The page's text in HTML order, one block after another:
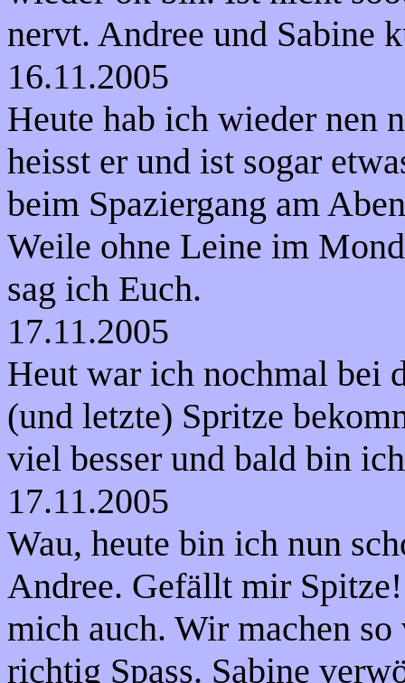
nervt. Andree und Sabine
16.11.2005
Heute hab ich wieder nen
heisst er und ist sogar
beim Spaziergang am
Weile ohne Leine im
sag ich Euch.
17.11.2005
Heut war ich nochmal bei
(und letzte) Spritze
viel besser und bald bin
17.11.2005
Wau, heute bin ich nun
Andree. Gefällt mir
mich auch. Wir machen
richtig Spass. Sabine